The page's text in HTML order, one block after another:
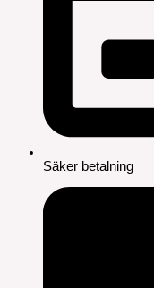
Säker betalning